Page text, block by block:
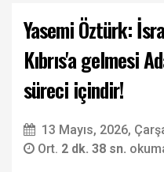
Yasemi Öztürk:
Kıbrıs'a gelmesi
süreci içindir!
13 Mayıs, 2026,
Ort. 2 dk. 38 sn.